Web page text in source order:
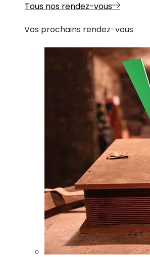
Tous nos rendez-vous
Vos prochains rendez-vous